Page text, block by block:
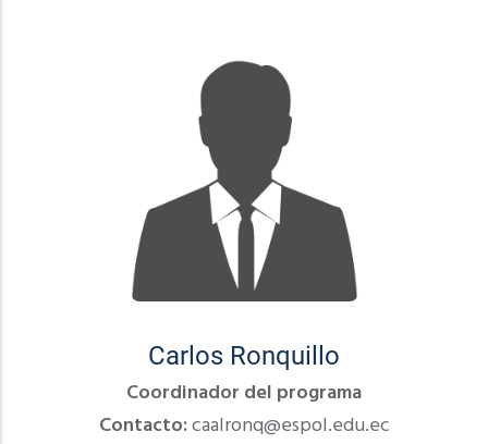
Carlos Ronquillo
Coordinador del programa
Contacto:caalronq@espol.edu.ec